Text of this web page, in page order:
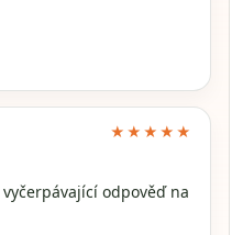
★★★★★
odpověď na